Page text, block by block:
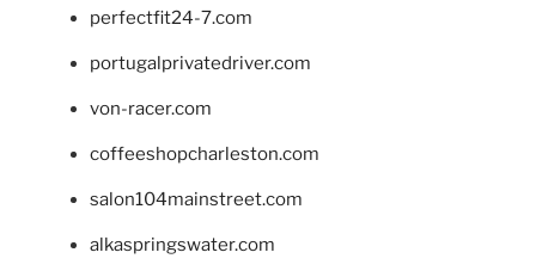
perfectfit24-7.com
portugalprivatedriver.com
von-racer.com
coffeeshopcharleston.com
salon104mainstreet.com
alkaspringswater.com